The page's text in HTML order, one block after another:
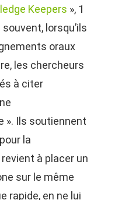
Keepers », 1
lorsqu’ils
oraux
les chercheurs
à citer
». Ils soutiennent
la
à placer un
sur le même
rapide, en ne lui